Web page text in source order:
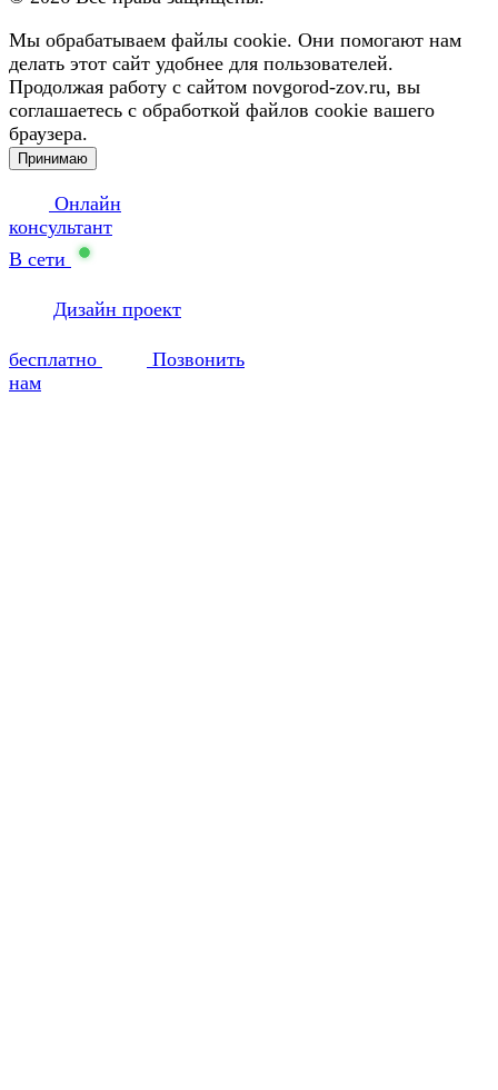
Мы обрабатываем файлы cookie. Они помогают нам
делать этот сайт удобнее для пользователей.
Продолжая работу с сайтом novgorod-zov.ru, вы
соглашаетесь с обработкой файлов cookie вашего
браузера.
Принимаю
Онлайн
консультант
В сети
Дизайн проект
бесплатно
Позвонить
нам